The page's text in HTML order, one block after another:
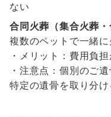
ない
合同火葬（集合火葬・
複数のペットで一緒に
・メリット：費用負
・注意点：個別のご
特定の遺骨を取り分